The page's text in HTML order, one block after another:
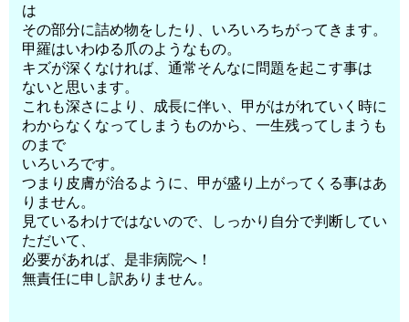
は
その部分に詰め物をしたり、いろいろちがってきます。
甲羅はいわゆる爪のようなもの。
キズが深くなければ、通常そんなに問題を起こす事は
ないと思います。
これも深さにより、成長に伴い、甲がはがれていく時に
わからなくなってしまうものから、一生残ってしまうも
のまで
いろいろです。
つまり皮膚が治るように、甲が盛り上がってくる事はあ
りません。
見ているわけではないので、しっかり自分で判断してい
ただいて、
必要があれば、是非病院へ！
無責任に申し訳ありません。